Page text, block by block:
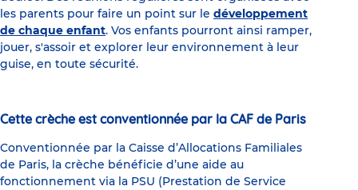
les parents pour faire un point sur le développement
de chaque enfant. Vos enfants pourront ainsi ramper,
jouer, s'assoir et explorer leur environnement à leur
guise, en toute sécurité.
Cette crèche est conventionnée par la CAF de Paris
Conventionnée par la Caisse d’Allocations Familiales
de Paris, la crèche bénéficie d’une aide au
fonctionnement via la PSU (Prestation de Service